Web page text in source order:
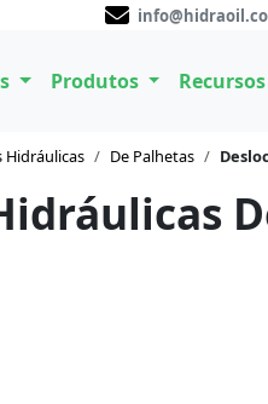
Produtos
Hidráulicas De Palhetas